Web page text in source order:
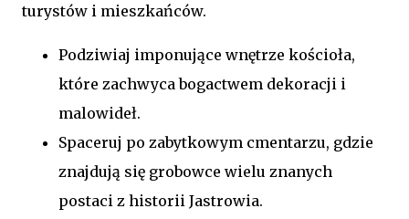
turystów i mieszkańców.
Podziwiaj imponujące wnętrze kościoła,
które zachwyca bogactwem dekoracji i
malowideł.
Spaceruj po zabytkowym cmentarzu, gdzie
znajdują się grobowce wielu znanych
postaci z historii Jastrowia.